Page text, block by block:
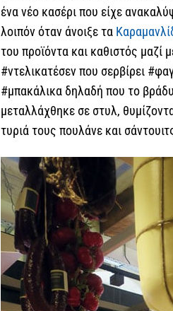
ένα νέο κασέρι που είχε
λοιπόν όταν άνοιξε τα
του προϊόντα και καθιστός
#ντελικατέσεν που σερβίρει
#μπακάλικα δηλαδή που το
μεταλλάχθηκε σε στυλ,
τυριά τους πουλάνε και